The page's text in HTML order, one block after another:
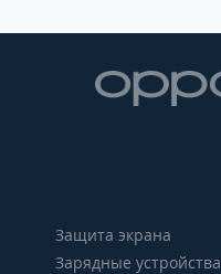
Защита экрана
Зарядные устройства